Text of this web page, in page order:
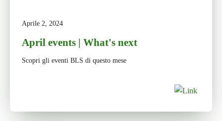
Aprile 2, 2024
April events | What's next
Scopri gli eventi BLS di questo mese